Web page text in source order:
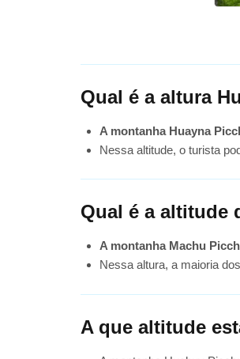
Qual é a altura
A montanha Huayna
Nessa altitude, o turista
Qual é a altitude
A montanha Machu
Nessa altura, a maioria
A que altitude